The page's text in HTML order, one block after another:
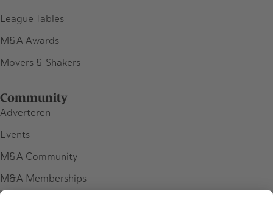
League Tables
M&A Awards
Movers & Shakers
Community
Adverteren
Events
M&A Community
M&A Memberships